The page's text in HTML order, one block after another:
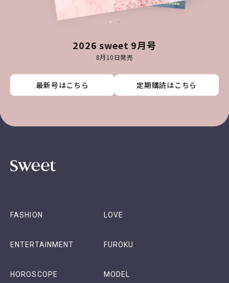
2026 sweet 9月号
8月10日発売
最新号はこちら 定期購読はこちら
最新号はこちら 定期購読はこちら
最新号はこちら 定期購読はこちら
最新号はこちら 定期購読はこちら
FASHION LOVE
ENTERTAINMENT FUROKU
HOROSCOPE MODEL